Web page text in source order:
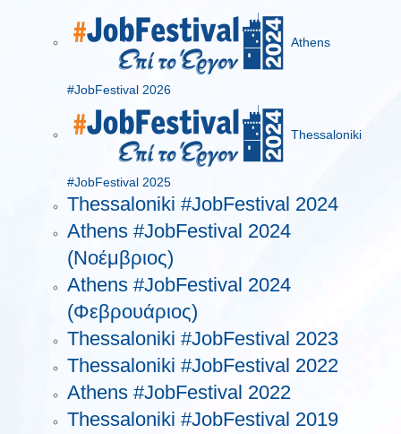
Athens
#JobFestival 2026
Thessaloniki
#JobFestival 2025
Thessaloniki #JobFestival 2024
Athens #JobFestival 2024
(Νοέμβριος)
Athens #JobFestival 2024
(Φεβρουάριος)
Thessaloniki #JobFestival 2023
Thessaloniki #JobFestival 2022
Athens #JobFestival 2022
Thessaloniki #JobFestival 2019